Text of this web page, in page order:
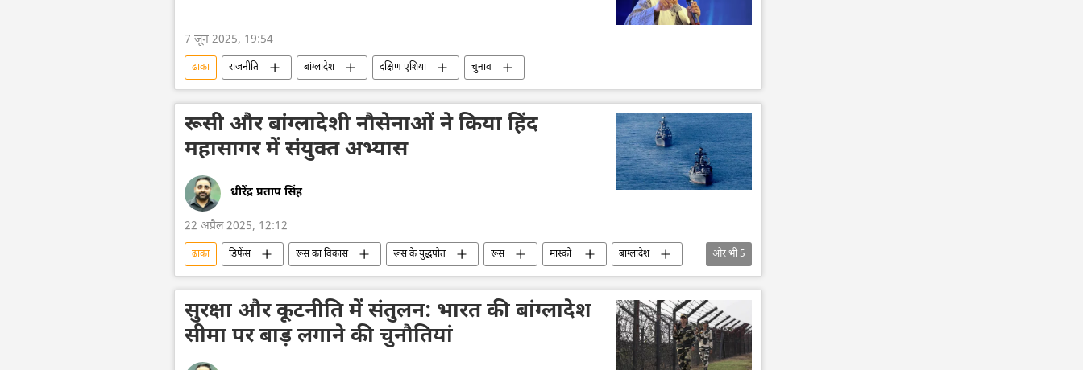
7 जून 2025, 19:54
ढाका राजनीति बांग्लादेश दक्षिण एशिया चुनाव
रूसी और बांग्लादेशी नौसेनाओं ने किया हिंद
महासागर में संयुक्त अभ्यास
धीरेंद्र प्रताप सिंह
22 अप्रैल 2025, 12:12
ढाका डिफेंस रूस का विकास रूस के युद्धपोत रूस मास्को
बांग्लादेश
हिंद-प्रशांत क्षेत्र
रूसी प्रशांत बेड़ा प्रशांत महासागर हिन्द महासागर नौसैनिक अड्डा
और भी5
सुरक्षा और कूटनीति में संतुलन: भारत की बांग्लादेश
सीमा पर बाड़ लगाने की चुनौतियां